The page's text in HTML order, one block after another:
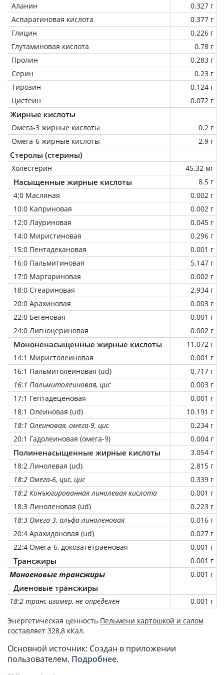
Аланин
0.327 г
Аспарагиновая кислота
0.377 г
Глицин
0.226 г
Глутаминовая кислота
0.78 г
Пролин
0.283 г
Серин
0.23 г
Тирозин
0.124 г
Цистеин
0.072 г
Жирные кислоты
Омега-3 жирные кислоты
0.2 г
Омега-6 жирные кислоты
2.9 г
Стеролы (стерины)
Холестерин 45.32 мг
Насыщенные жирные кислоты
8.5 г
4:0 Масляная
0.002 г
10:0 Каприновая
0.002 г
12:0 Лауриновая
0.045 г
14:0 Миристиновая
0.296 г
15:0 Пентадекановая
0.001 г
16:0 Пальмитиновая
5.147 г
17:0 Маргариновая
0.002 г
18:0 Стеариновая
2.934 г
20:0 Арахиновая
0.003 г
22:0 Бегеновая
0.001 г
24:0 Лигноцериновая
0.002 г
Мононенасыщенные жирные кислоты
11.072 г
14:1 Миристолеиновая
0.001 г
16:1 Пальмитолеиновая (ud)
0.717 г
16:1 Пальмитолеиновая, цис
0.003 г
17:1 Гептадеценовая
0.001 г
18:1 Олеиновая (ud)
10.191 г
18:1 Олеиновая, омега-9, цис
0.234 г
20:1 Гадолеиновая (омега-9)
0.004 г
Полиненасыщенные жирные кислоты
3.054 г
18:2 Линолевая (ud)
2.815 г
18:2 Омега-6, цис, цис
0.339 г
18:2 Конъюгированная линолевая кислота
0.001 г
18:3 Линоленовая (ud)
0.223 г
18:3 Омега-3, альфа-линоленовая
0.016 г
20:4 Арахидоновая (ud)
0.027 г
22:4 Омега-6, докозатетраеновая
0.001 г
Трансжиры 0.001 г
Моноеновые трансжиры 0.001 г
Диеновые трансжиры
18:2 транс-изомер, не определён 0.001 г
Энергетическая ценность Пельмени картошкой и салом
составляет 328,8 кКал.
Основной источник: Создан в приложении
пользователем. Подробнее.